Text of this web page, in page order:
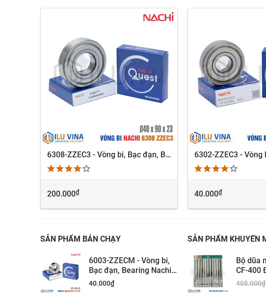
XEM NHANH 6308-ZZEC3 - Vòng bi, Bạc đạn, Bearing Nachi 6308-ZZEC3
200.000₫
XEM
40.000₫
SẢN PHẨM BÁN CHẠY
6003-ZZECM - Vòng bi,
Bạc đạn, Bearing Nachi
6003-ZZECM
40.000₫
SẢN PHẨM KHUYẾN
Bộ dũa
CF-400
405.000₫